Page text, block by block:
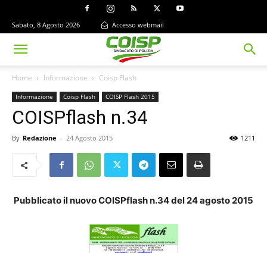
Sabato, 8 Agosto 2026 Accesso webmail
Home Informazione Coisp Flash
Informazione Coisp Flash COISP Flash 2015
COISPflash n.34
By Redazione - 24 Agosto 2015 1211
Pubblicato il nuovo COISPflash n.34 del 24 agosto 2015